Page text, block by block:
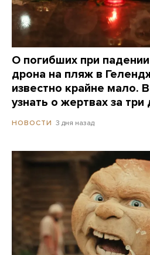
О погибших при
дрона на пляж в
известно крайне мало.
узнать о жертвах за три
НОВОСТИ 3 дня назад